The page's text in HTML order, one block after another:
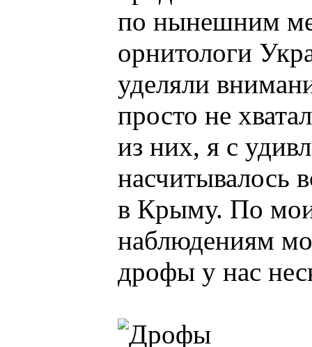
по нынешним
орнитологи
уделяли
просто не
из них, я с
насчитывалось
в Крыму. По
наблюдениям
дрофы у нас